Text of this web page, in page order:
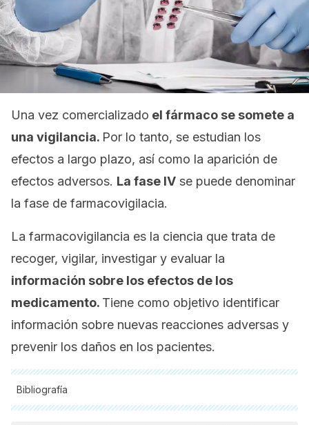
Una vez comercializado el fármaco se somete a
una vigilancia. Por lo tanto, se estudian los
efectos a largo plazo, así como la aparición de
efectos adversos. La fase IV se puede denominar
la fase de farmacovigilacia.
La farmacovigilancia es la ciencia que trata de
recoger, vigilar, investigar y evaluar la
información sobre los efectos de los
medicamento. Tiene como objetivo identificar
información sobre nuevas reacciones adversas y
prevenir los daños en los pacientes.
Bibliografía
Todas las fuentes citadas fueron revisadas a profundidad por